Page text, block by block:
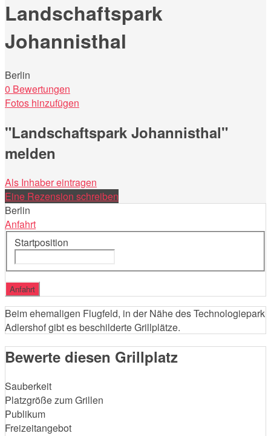
Landschaftspark
Johannisthal
Berlin
0 Bewertungen
Fotos hinzufügen
"Landschaftspark Johannisthal"
melden
Als Inhaber eintragen
Eine Rezension schreiben
Berlin
Anfahrt
Startposition
Beim ehemaligen Flugfeld, in der Nähe des Technologiepark
Adlershof gibt es beschilderte Grillplätze.
Bewerte diesen Grillplatz
Sauberkeit
Platzgröße zum Grillen
Publikum
Freizeitangebot